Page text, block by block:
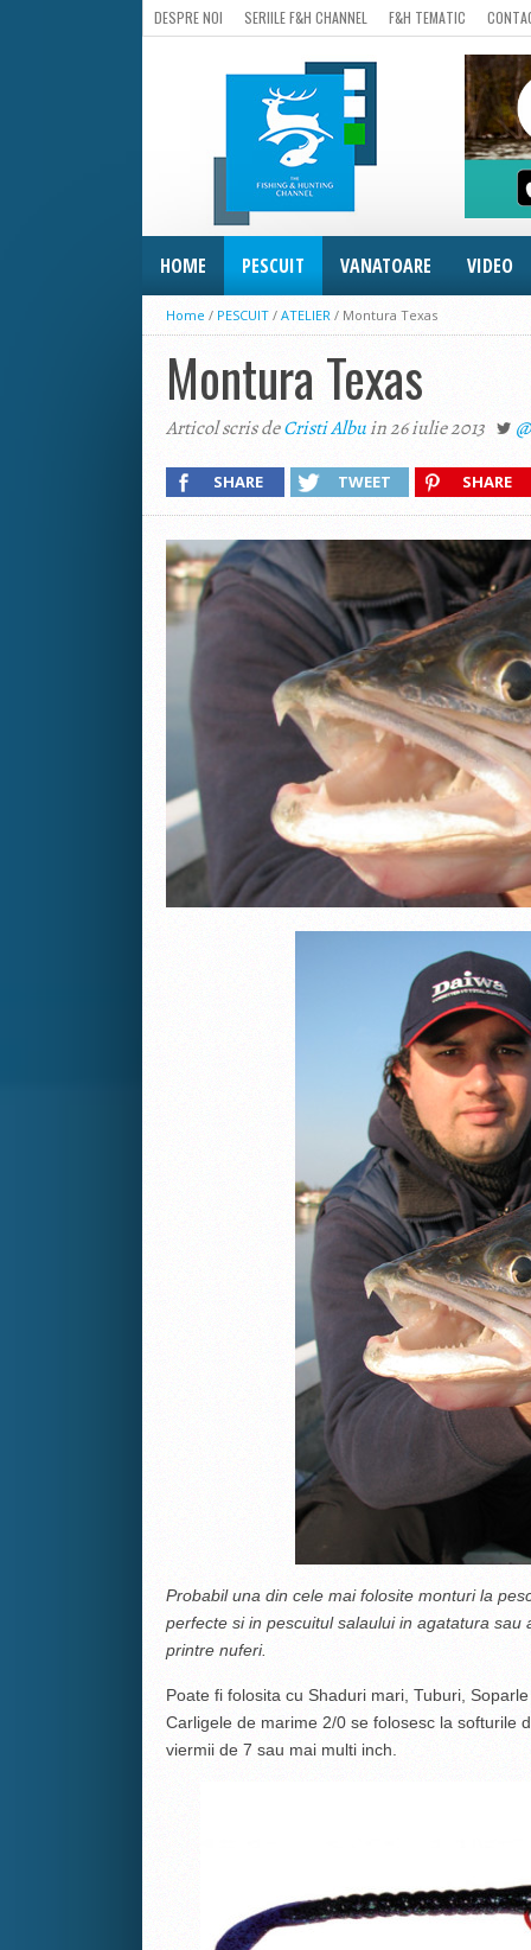
DESPRE NOI SERIILE F&H CHANNEL F&H TEMATIC
HOME PESCUIT VANATOARE VIDEO
Home / PESCUIT / ATELIER / Montura Texas
Montura Texas
Articol scris deCristi Albuin 26 iulie 2013
SHARE TWEET SHARE
Probabil una din cele mai folosite monturi la
perfecte si in pescuitul salaului in agatatura
printre nuferi.
Poate fi folosita cu Shaduri mari, Tuburi,
Carligele de marime 2/0 se folosesc la softurile
viermii de 7 sau mai multi inch.